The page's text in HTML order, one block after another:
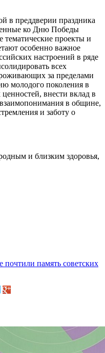
в преддверии праздника
ко Дню Победы
тематические проекты и
особенно важное
настроений в ряде
всех
за пределами
молодого поколения в
внести вклад в
в общине,
и заботу о
и близким здоровья,
почтили память советских